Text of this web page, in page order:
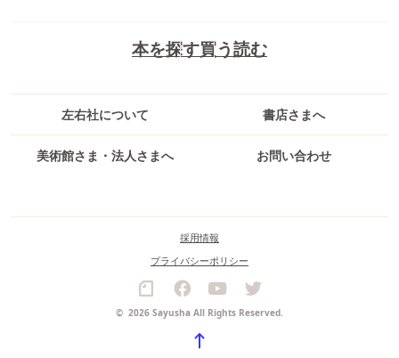
本を探す買う読む
左右社について 書店さまへ
美術館さま・法人さまへ お問い合わせ
採用情報
プライバシーポリシー
© 2026 Sayusha All Rights Reserved.